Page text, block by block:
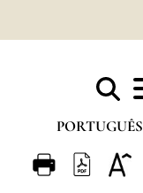
PORTUGUÊS
FRANÇAIS